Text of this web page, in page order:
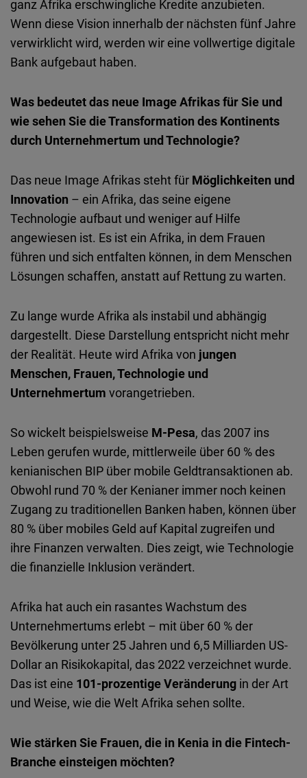
ganz Afrika erschwingliche Kredite anzubieten.
Wenn diese Vision innerhalb der nächsten fünf Jahre
verwirklicht wird, werden wir eine vollwertige digitale
Bank aufgebaut haben.
Was bedeutet das neue Image Afrikas für Sie und
wie sehen Sie die Transformation des Kontinents
durch Unternehmertum und Technologie?
Das neue Image Afrikas steht für Möglichkeiten und
Innovation – ein Afrika, das seine eigene
Technologie aufbaut und weniger auf Hilfe
angewiesen ist. Es ist ein Afrika, in dem Frauen
führen und sich entfalten können, in dem Menschen
Lösungen schaffen, anstatt auf Rettung zu warten.
Zu lange wurde Afrika als instabil und abhängig
dargestellt. Diese Darstellung entspricht nicht mehr
der Realität. Heute wird Afrika von jungen
Menschen, Frauen, Technologie und
Unternehmertum vorangetrieben.
So wickelt beispielsweise M-Pesa, das 2007 ins
Leben gerufen wurde, mittlerweile über 60 % des
kenianischen BIP über mobile Geldtransaktionen ab.
Obwohl rund 70 % der Kenianer immer noch keinen
Zugang zu traditionellen Banken haben, können über
80 % über mobiles Geld auf Kapital zugreifen und
ihre Finanzen verwalten. Dies zeigt, wie Technologie
die finanzielle Inklusion verändert.
Afrika hat auch ein rasantes Wachstum des
Unternehmertums erlebt – mit über 60 % der
Bevölkerung unter 25 Jahren und 6,5 Milliarden US-
Dollar an Risikokapital, das 2022 verzeichnet wurde.
Das ist eine 101-prozentige Veränderung in der Art
und Weise, wie die Welt Afrika sehen sollte.
Wie stärken Sie Frauen, die in Kenia in die Fintech-
Branche einsteigen möchten?